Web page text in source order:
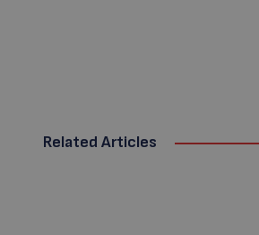
Related Articles